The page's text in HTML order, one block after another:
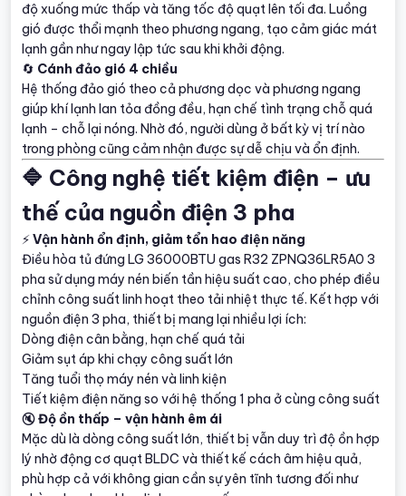
độ xuống mức thấp và tăng tốc độ quạt lên tối đa. Luồng
gió được thổi mạnh theo phương ngang, tạo cảm giác mát
lạnh gần như ngay lập tức sau khi khởi động.
🔄 Cánh đảo gió 4 chiều
Hệ thống đảo gió theo cả phương dọc và phương ngang
giúp khí lạnh lan tỏa đồng đều, hạn chế tình trạng chỗ quá
lạnh – chỗ lại nóng. Nhờ đó, người dùng ở bất kỳ vị trí nào
trong phòng cũng cảm nhận được sự dễ chịu và ổn định.
🔷 Công nghệ tiết kiệm điện – ưu
thế của nguồn điện 3 pha
⚡Vận hành ổn định, giảm tổn hao điện năng
Điều hòa tủ đứng LG 36000BTU gas R32 ZPNQ36LR5A0 3
pha sử dụng máy nén biến tần hiệu suất cao, cho phép điều
chỉnh công suất linh hoạt theo tải nhiệt thực tế. Kết hợp với
nguồn điện 3 pha, thiết bị mang lại nhiều lợi ích:
Dòng điện cân bằng, hạn chế quá tải
Giảm sụt áp khi chạy công suất lớn
Tăng tuổi thọ máy nén và linh kiện
Tiết kiệm điện năng so với hệ thống 1 pha ở cùng công suất
🔇Độ ồn thấp – vận hành êm ái
Mặc dù là dòng công suất lớn, thiết bị vẫn duy trì độ ồn hợp
lý nhờ động cơ quạt BLDC và thiết kế cách âm hiệu quả,
phù hợp cả với không gian cần sự yên tĩnh tương đối như